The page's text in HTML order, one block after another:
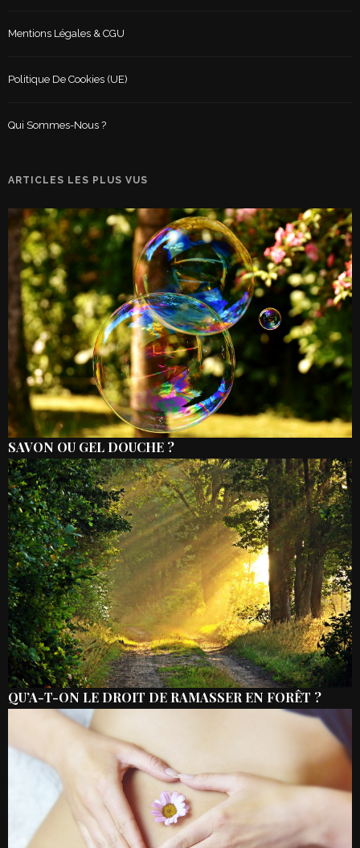
Mentions Légales & CGU
Politique De Cookies (UE)
Qui Sommes-Nous ?
ARTICLES LES PLUS VUS
SAVON OU GEL DOUCHE ?
QU’A-T-ON LE DROIT DE RAMASSER EN FORÊT ?